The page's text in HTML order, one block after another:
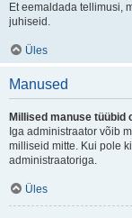
Et eemaldada tellimusi,
juhiseid.
Üles
Manused
Millised manuse tüübid
Iga administraator võib
milliseid mitte. Kui pole
administraatoriga.
Üles